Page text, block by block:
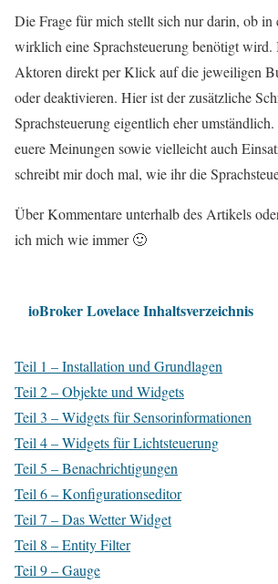
Die Frage für mich stellt sich nur darin, ob
wirklich eine Sprachsteuerung benötigt wird.
Aktoren direkt per Klick auf die jeweiligen
oder deaktivieren. Hier ist der zusätzliche
Sprachsteuerung eigentlich eher
euere Meinungen sowie vielleicht auch
schreibt mir doch mal, wie ihr die
Über Kommentare unterhalb des Artikels
ich mich wie immer 🙂
ioBroker Lovelace Inhaltsverzeichnis
Teil 1 – Installation und Grundlagen
Teil 2 – Objekte und Widgets
Teil 3 – Widgets für Sensorinformationen
Teil 4 – Widgets für Lichtsteuerung
Teil 5 – Benachrichtigungen
Teil 6 – Konfigurationseditor
Teil 7 – Das Wetter Widget
Teil 8 – Entity Filter
Teil 9 – Gauge